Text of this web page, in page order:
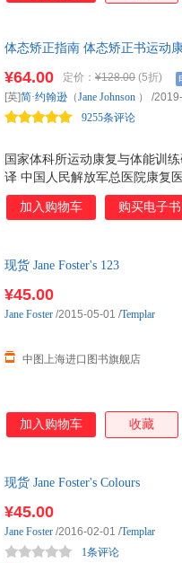
体态矫正指南 体态矫正书运动
国家体科所运动康复与体能训
译 中国人民解放军总医院康复
安利 陈博士体能康复研究中心
奥运冠军的体能教练 闫琪 国
骨盆和下肢体态问题 6种肩部
方法和日常注意事项
¥64.00 定价： ¥128.00 (5折)
9255条评论
[英]简·约翰逊 （Jane Johnson ） /
加入购物车 购买电子书
现货 Jane Foster's 123
¥45.00
中图上海进口图书旗舰店
Jane Foster /2015-05-01 /Templar
加入购物车 收藏
现货 Jane Foster's Colours
¥45.00
1条评论
Jane Foster /2016-02-01 /Templar